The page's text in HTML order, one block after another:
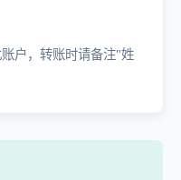
户，转账时请备注"姓